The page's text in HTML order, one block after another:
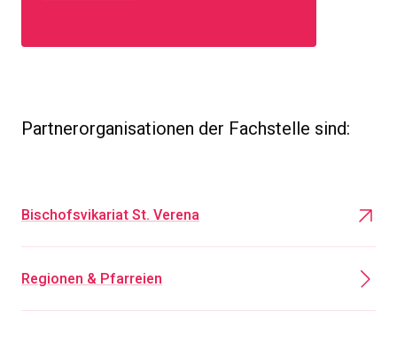
Partnerorganisationen der Fachstelle sind:
Bischofsvikariat St. Verena
Regionen & Pfarreien